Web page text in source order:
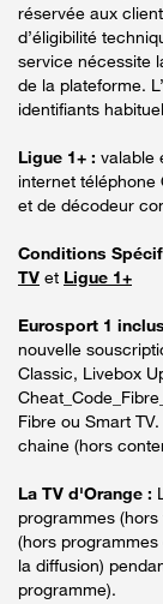
réservée aux
d’éligibilité
service nécessite
de la plateforme.
identifiants
Ligue 1+ : valable
internet téléphone
et de décodeur
Conditions
TV et Ligue 1+
Eurosport 1
nouvelle
Classic, Livebox
Fibre ou Smart
chaine (hors
La TV d'Orange :
programmes
(hors
la diffusion)
programme).